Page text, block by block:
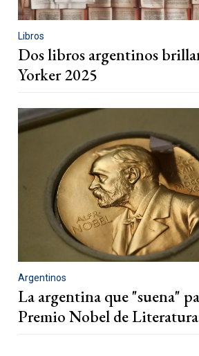
Libros
Dos libros argentinos
Yorker 2025
Argentinos
La argentina que "suena"
Premio Nobel de